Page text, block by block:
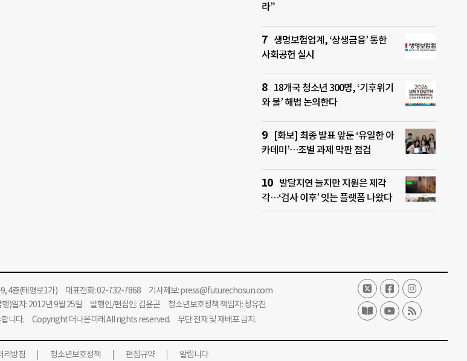
라”
생명보험업계, ‘상생금융’ 통한
사회공헌 실시
18개국 청소년 300명, ‘기후위기
와 물’ 해법 논의한다
[화보] 최종 발표 앞둔 ‘유일한 아
카데미’…조별 과제 막판 점검
발달지연 늘지만 지원은 제각
각…‘검사 이후’ 잇는 플랫폼 나왔다
4층(태평로1가) 대표전화: 02-732-7868 기사제보:press@futurechosun.com
)일자: 2012년 9월 25일 발행인/편집인: 김윤곤 청소년보호정책 책임자: 정유진
니다. Copyright 더나은미래 All rights reserved. 무단 전재 및 재배포 금지.
리방침 청소년보호정책 편집규약 알립니다